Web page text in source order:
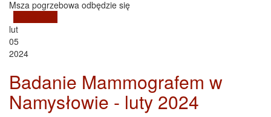
Msza pogrzebowa odbędzie się
lut
05
2024
Badanie Mammografem w
Namysłowie - luty 2024